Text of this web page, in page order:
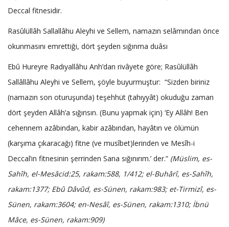
Deccal fitnesidir.
Rasûlüllâh Sallallâhu Aleyhi ve Sellem, namazın selâmından önce
okunmasını emrettiği, dört şeyden sığınma duâsı
Ebû Hureyre Radıyallâhu Anh’dan rivâyete göre; Rasûlüllâh
Sallâllâhu Aleyhi ve Sellem, şöyle buyurmuştur: “Sizden biriniz
(namazın son oturuşunda) teşehhüt (tahıyyât) okuduğu zaman
dört şeyden Allâh’a sığınsın. (Bunu yapmak için) ‘Ey Allâh! Ben
cehennem azâbından, kabir azâbından, hayâtın ve ölümün
(karşıma çıkaracağı) fitne (ve musîbet)lerinden ve Mesîh-i
Deccal’ın fitnesinin şerrinden Sana sığınırım.’ der.” (Müslim, es-
Sahîh, el-Mesâcid:25, rakam:588, 1/412; el-Buhârî, es-Sahîh,
rakam:1377; Ebû Dâvûd, es-Sünen, rakam:983; et-Tirmizî, es-
Sünen, rakam:3604; en-Nesâî, es-Sünen, rakam:1310; İbnü
Mâce, es-Sünen, rakam:909)